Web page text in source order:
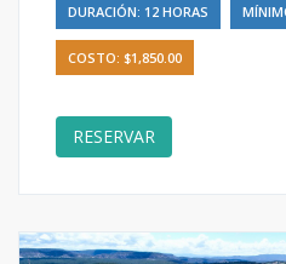
DURACIÓN: 12 HORAS
COSTO: $1,850.00
RESERVAR